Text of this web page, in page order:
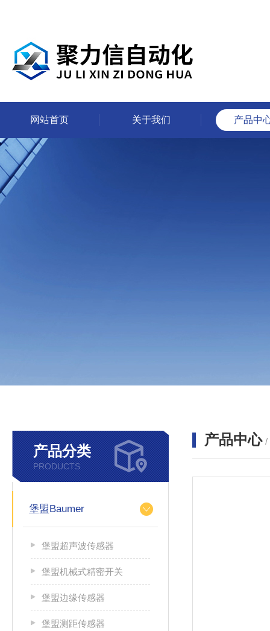
网站首页 关于我们 产品中
产品分类
PRODUCTS
堡盟Baumer
堡盟超声波传感器
堡盟机械式精密开关
堡盟边缘传感器
堡盟测距传感器
产品中心 /